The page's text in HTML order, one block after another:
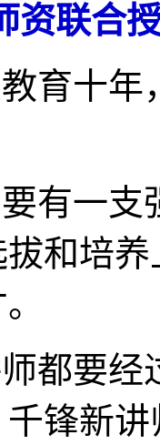
资联合
育十年
有一
和培
都要
锋新